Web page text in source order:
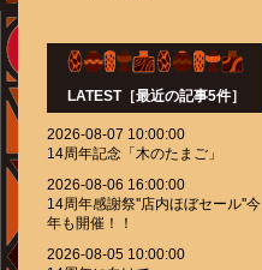
LATEST［最近の記事5件］
2026-08-07 10:00:00
14周年記念「木のたまご」
2026-08-06 16:00:00
14周年感謝祭''店内ほぼセール''今
年も開催！！
2026-08-05 10:00:00